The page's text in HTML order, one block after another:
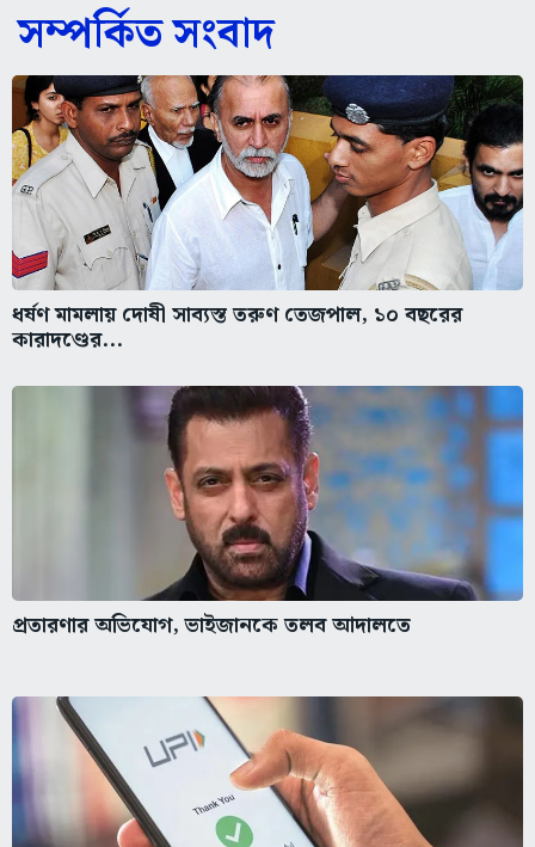
সম্পর্কিত সংবাদ
ধর্ষণ মামলায় দোষী সাব্যস্ত তরুণ তেজপাল, ১০ বছরের
কারাদণ্ডের...
প্রতারণার অভিযোগ, ভাইজানকে তলব আদালতে